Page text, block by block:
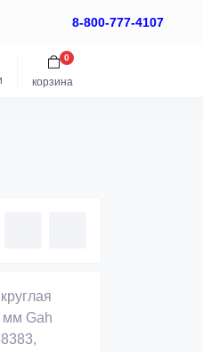
8-800-777-4107
корзина
0